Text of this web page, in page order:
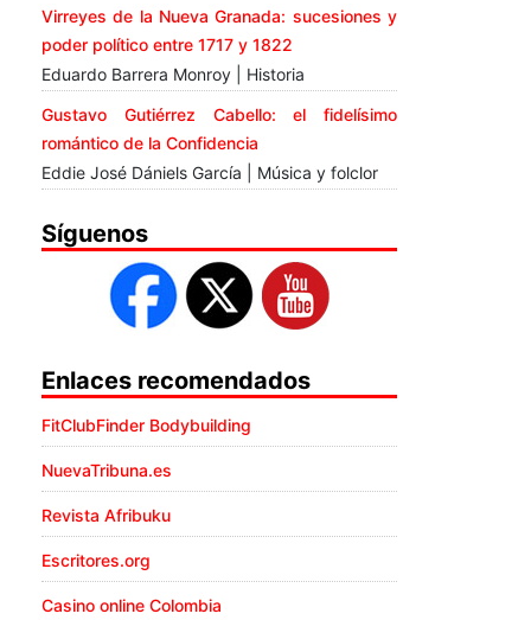
Virreyes de la Nueva Granada: sucesiones y
poder político entre 1717 y 1822
Eduardo Barrera Monroy | Historia
Gustavo Gutiérrez Cabello: el fidelísimo
romántico de la Confidencia
Eddie José Dániels García | Música y folclor
Síguenos
Enlaces recomendados
FitClubFinder Bodybuilding
NuevaTribuna.es
Revista Afribuku
Escritores.org
Casino online Colombia